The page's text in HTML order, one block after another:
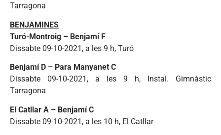
Tarragona
BENJAMINES
Turó-Montroig – Benjamí F
Dissabte 09-10-2021, a les 9 h, Turó
Benjamí D – Para Manyanet C
Dissabte 09-10-2021, a les 9 h, Instal. Gimnàstic
Tarragona
El Catllar A – Benjamí C
Dissabte 09-10-2021, a les 10 h, El Catllar